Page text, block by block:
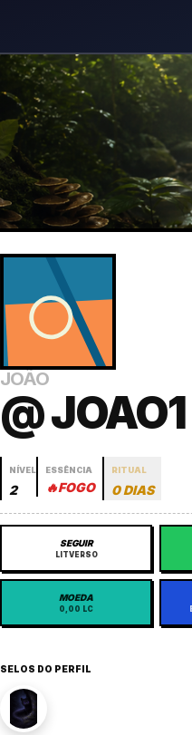
JOÃO
@ JOAO1
NÍVEL
2
ESSÊNCIA
🔥FOGO
RITUAL
0 DIAS
SEGUIR
LITVERSO
MOEDA
0,00 LC
SELOS DO PERFIL